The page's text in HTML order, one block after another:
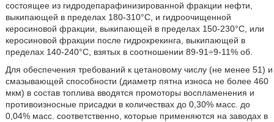
состоящее из гидродепарафинизированной фракции нефти,
выкипающей в пределах 180-310°C, и гидроочищенной
керосиновой фракции, выкипающей в пределах 150-230°C, или
керосиновой фракции после гидрокрекинга, выкипающей в
пределах 140-240°C, взятых в соотношении 89-91÷9-11% об.
Для обеспечения требований к цетановому числу (не менее 51) и
смазывающей способности (диаметр пятна износа не более 460
мкм) в состав топлива вводятся промоторы воспламенения и
противоизносные присадки в количествах до 0,30% масс. до
0,04% масс. соответственно, которые применяются на заводах в